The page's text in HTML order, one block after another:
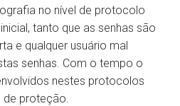
no nível de protocolo
tanto que as senhas são
e qualquer usuário mal
senhas. Com o tempo o
nestes protocolos
de proteção.